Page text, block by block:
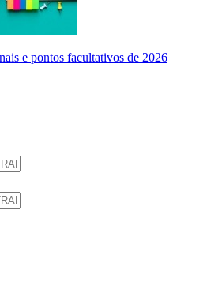
e pontos facultativos de 2026